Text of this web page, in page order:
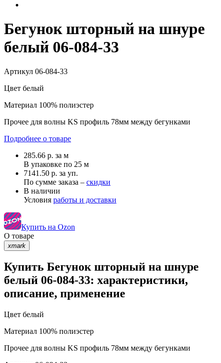
Бегунок шторный на шнуре
белый 06-084-33
Артикул 06-084-33
Цвет белый
Материал 100% полиэстер
Прочее для волны KS профиль 78мм между бегунками
Подробнее о товаре
285.66 р. за м
В упаковке по 25 м
7141.50 р. за уп.
По сумме заказа – скидки
В наличии
Условия работы и доставки
Купить на Ozon
О товаре
xmark
Купить Бегунок шторный на шнуре
белый 06-084-33: характеристики,
описание, применение
Цвет белый
Материал 100% полиэстер
Прочее для волны KS профиль 78мм между бегунками